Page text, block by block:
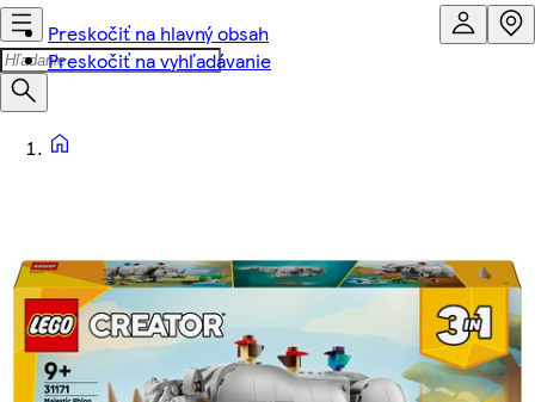
Preskočiť na hlavný obsah
Preskočiť na vyhľadávanie